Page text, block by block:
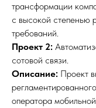
трансформации
с высокой степенью
требований.
Проект 2:
сотовой связи.
Описание: Проект
оператора